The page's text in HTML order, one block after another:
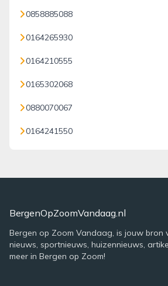
0858885088
0164265930
0164210555
0165302068
0880070067
0164241550
BergenOpZoomVandaag.nl
Bergen op Zoom Vandaag, is jouw bron
nieuws, sportnieuws, huizennieuws,
meer in Bergen op Zoom!